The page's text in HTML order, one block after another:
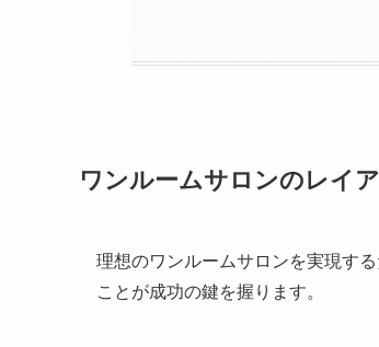
ワンルームサロンのレイ
理想のワンルームサロンを実現す
ことが成功の鍵を握ります。